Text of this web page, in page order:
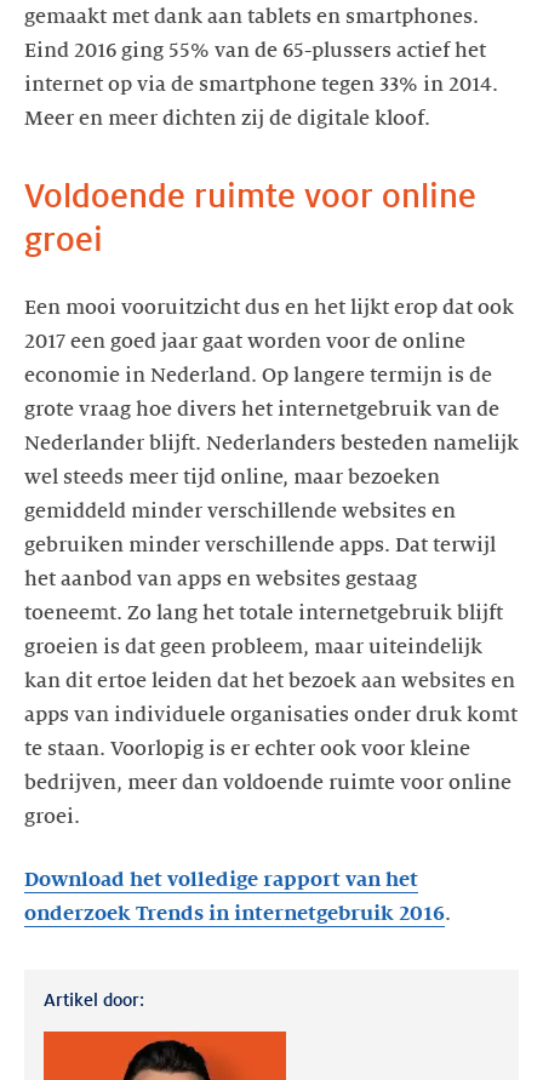
gemaakt met dank aan tablets en smartphones.
Eind 2016 ging 55% van de 65-plussers actief het
internet op via de smartphone tegen 33% in 2014.
Meer en meer dichten zij de digitale kloof.
Voldoende ruimte voor online
groei
Een mooi vooruitzicht dus en het lijkt erop dat ook
2017 een goed jaar gaat worden voor de online
economie in Nederland. Op langere termijn is de
grote vraag hoe divers het internetgebruik van de
Nederlander blijft. Nederlanders besteden namelijk
wel steeds meer tijd online, maar bezoeken
gemiddeld minder verschillende websites en
gebruiken minder verschillende apps. Dat terwijl
het aanbod van apps en websites gestaag
toeneemt. Zo lang het totale internetgebruik blijft
groeien is dat geen probleem, maar uiteindelijk
kan dit ertoe leiden dat het bezoek aan websites en
apps van individuele organisaties onder druk komt
te staan. Voorlopig is er echter ook voor kleine
bedrijven, meer dan voldoende ruimte voor online
groei.
Download het volledige rapport van het
onderzoek Trends in internetgebruik 2016.
Artikel door: